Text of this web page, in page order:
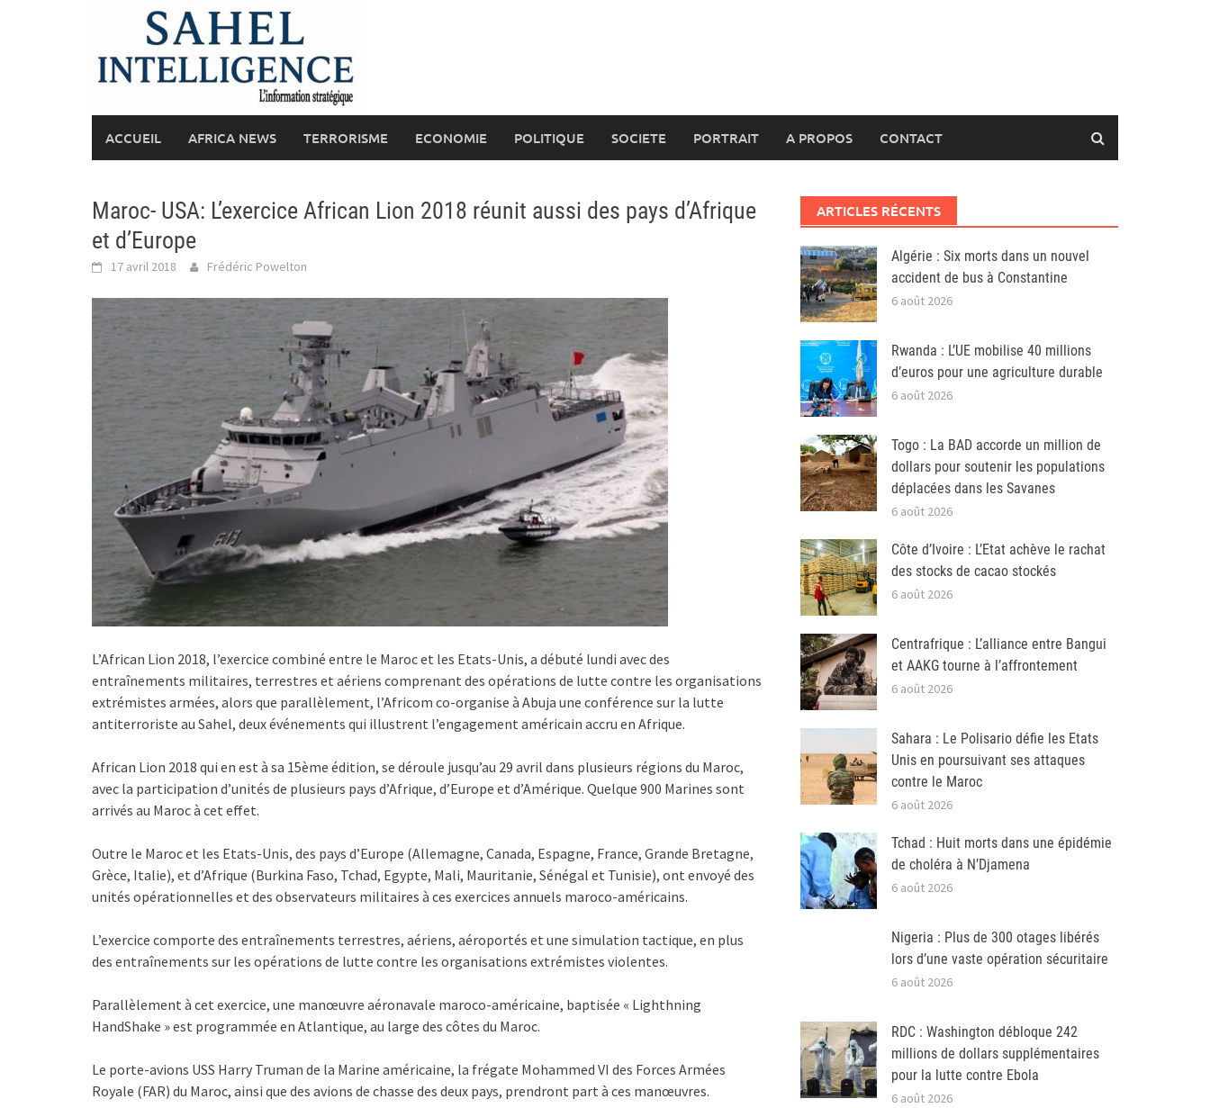
ACCUEIL AFRICA NEWS TERRORISME ECONOMIE POLITIQUE SOCIETE PORTRAIT A PROPOS CONTACT
Maroc- USA: L’exercice African Lion 2018 réunit aussi des pays d’Afrique
et d’Europe
17 avril 2018 Frédéric Powelton
L’African Lion 2018, l’exercice combiné entre le Maroc et les Etats-Unis, a débuté lundi avec des
entraînements militaires, terrestres et aériens comprenant des opérations de lutte contre les organisations
extrémistes armées, alors que parallèlement, l’Africom co-organise à Abuja une conférence sur la lutte
antiterroriste au Sahel, deux événements qui illustrent l’engagement américain accru en Afrique.
African Lion 2018 qui en est à sa 15ème édition, se déroule jusqu’au 29 avril dans plusieurs régions du Maroc,
avec la participation d’unités de plusieurs pays d’Afrique, d’Europe et d’Amérique. Quelque 900 Marines sont
arrivés au Maroc à cet effet.
Outre le Maroc et les Etats-Unis, des pays d’Europe (Allemagne, Canada, Espagne, France, Grande Bretagne,
Grèce, Italie), et d’Afrique (Burkina Faso, Tchad, Egypte, Mali, Mauritanie, Sénégal et Tunisie), ont envoyé des
unités opérationnelles et des observateurs militaires à ces exercices annuels maroco-américains.
L’exercice comporte des entraînements terrestres, aériens, aéroportés et une simulation tactique, en plus
des entraînements sur les opérations de lutte contre les organisations extrémistes violentes.
Parallèlement à cet exercice, une manœuvre aéronavale maroco-américaine, baptisée « Lighthning
HandShake » est programmée en Atlantique, au large des côtes du Maroc.
Le porte-avions USS Harry Truman de la Marine américaine, la frégate Mohammed VI des Forces Armées
Royale (FAR) du Maroc, ainsi que des avions de chasse des deux pays, prendront part à ces manœuvres.
ARTICLES RÉCENTS
Algérie : Six morts dans un nouvel
accident de bus à Constantine
6 août 2026
Rwanda : L’UE mobilise 40 millions
d’euros pour une agriculture durable
6 août 2026
Togo : La BAD accorde un million de
dollars pour soutenir les populations
déplacées dans les Savanes
6 août 2026
Côte d’Ivoire : L’Etat achève le rachat
des stocks de cacao stockés
6 août 2026
Centrafrique : L’alliance entre Bangui
et AAKG tourne à l’affrontement
6 août 2026
Sahara : Le Polisario défie les Etats
Unis en poursuivant ses attaques
contre le Maroc
6 août 2026
Tchad : Huit morts dans une épidémie
de choléra à N’Djamena
6 août 2026
Nigeria : Plus de 300 otages libérés
lors d’une vaste opération sécuritaire
6 août 2026
RDC : Washington débloque 242
millions de dollars supplémentaires
pour la lutte contre Ebola
6 août 2026